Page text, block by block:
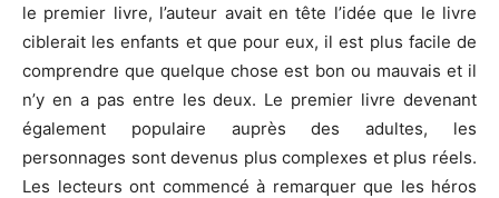
le premier livre, l’auteur avait en tête l’idée que le livre
ciblerait les enfants et que pour eux, il est plus facile de
comprendre que quelque chose est bon ou mauvais et il
n’y en a pas entre les deux. Le premier livre devenant
également populaire auprès des adultes, les
personnages sont devenus plus complexes et plus réels.
Les lecteurs ont commencé à remarquer que les héros